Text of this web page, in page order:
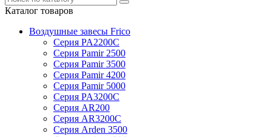
Каталог товаров
Воздушные завесы Frico
Серия PA2200C
Серия Pamir 2500
Серия Pamir 3500
Серия Pamir 4200
Серия Pamir 5000
Серия PA3200C
Серия AR200
Серия AR3200C
Серия Arden 3500